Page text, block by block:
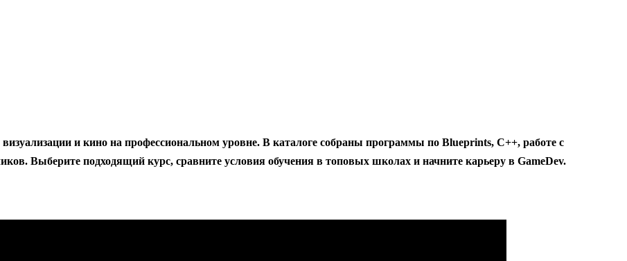
и кино на профессиональном уровне. В каталоге собраны программы по Blueprints, C++, работе с
Выберите подходящий курс, сравните условия обучения в топовых школах и начните карьеру в GameDev.